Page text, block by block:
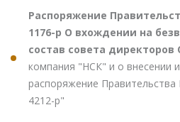
Распоряжение
1176-р О вхождении на
состав совета директоров
компания "НСК" и о внесении
распоряжение
4212-р"